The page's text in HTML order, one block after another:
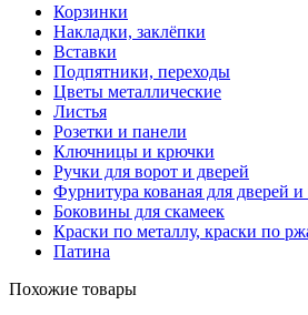
Корзинки
Накладки, заклёпки
Вставки
Подпятники, переходы
Цветы металлические
Листья
Розетки и панели
Ключницы и крючки
Ручки для ворот и дверей
Фурнитура кованая для дверей и
Боковины для скамеек
Краски по металлу, краски по
Патина
Похожие товары